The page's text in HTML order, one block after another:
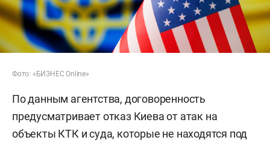
Фото: «БИЗНЕС Online»
По данным агентства, договоренность
предусматривает отказ Киева от атак на
объекты КТК и суда, которые не находятся под